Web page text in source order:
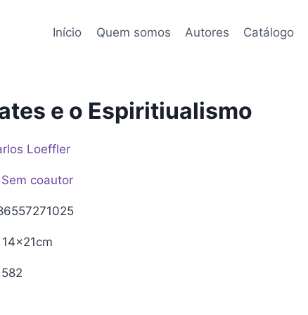
Início Quem somos Autores Catálogo
e o Espiritiualismo
Loeffler
Sem coautor
14x21cm
582